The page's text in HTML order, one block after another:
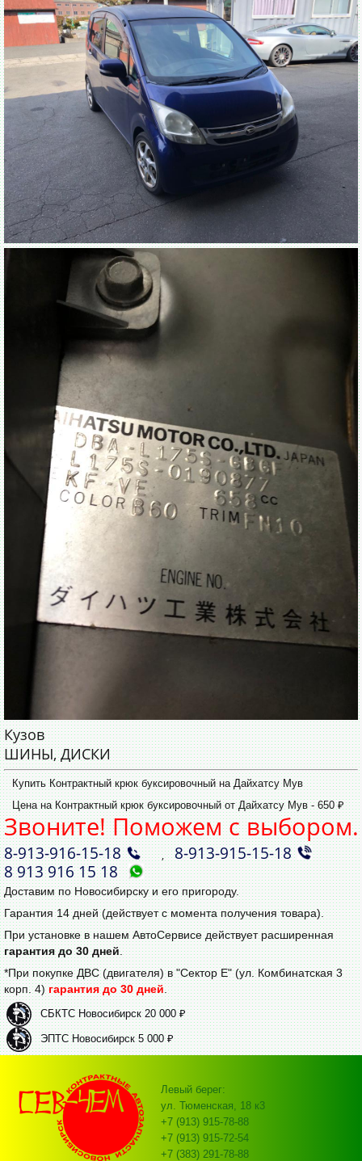
Кузов
ШИНЫ, ДИСКИ
Купить Контрактный крюк буксировочный на Дайхатсу Мув
Цена на Контрактный крюк буксировочный от Дайхатсу Мув - 650 ₽
Звоните! Поможем с выбором.
8‑913‑916‑15‑18 ,8‑913‑915‑15‑18
8 913 916 15 18
Доставим по Новосибирску и его пригороду.
Гарантия 14 дней (действует с момента получения товара).
При установке в нашем АвтоСервисе действует расширенная
гарантия до 30 дней.
*При покупке ДВС (двигателя) в "Сектор Е" (ул. Комбинатская 3
корп. 4)гарантия до 30 дней.
СБКТС Новосибирск 20 000 ₽
ЭПТС Новосибирск 5 000 ₽
Левый берег:
ул. Тюменская, 18 к3
+7 (913) 915-78-88
+7 (913) 915-72-54
+7 (383) 291-78-88